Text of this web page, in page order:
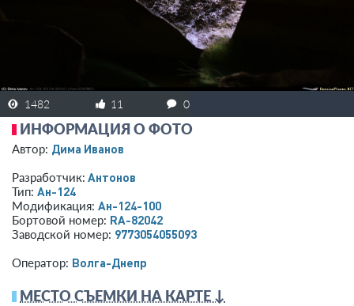
1482 11 0
ИНФОРМАЦИЯ О ФОТО
Автор: Дима Иванов
Разработчик: Антонов
Тип: Ан-124
Модификация: Ан-124-100
Бортовой номер: RA-82042
Заводской номер: 9773054055093
Оператор: Волга-Днепр
МЕСТО СЪЕМКИ НА КАРТЕ ↓